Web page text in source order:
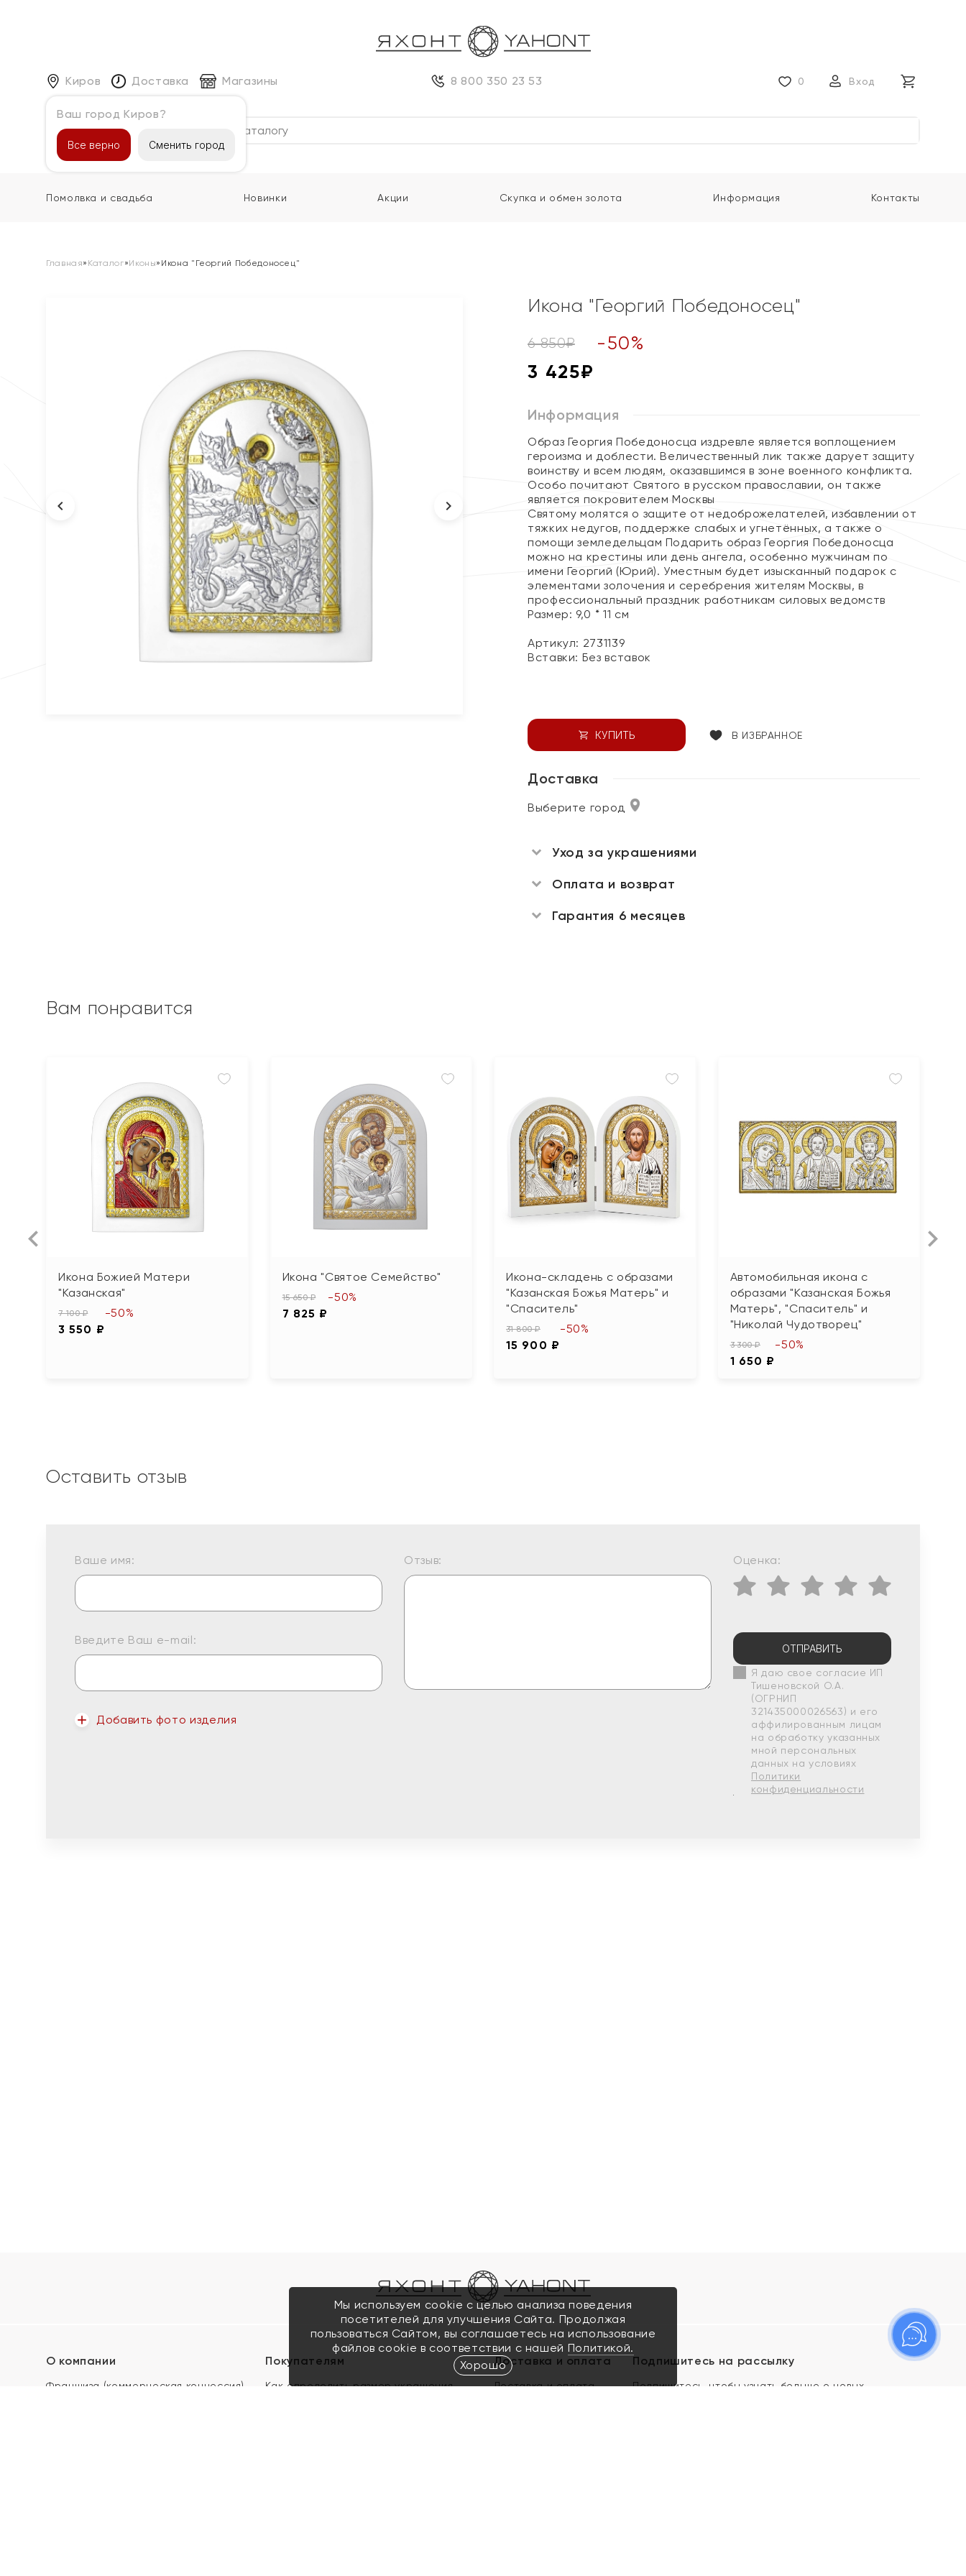
Киров
Ваш город Киров?
Все верно Сменить город
Доставка Магазины 8 800 350 23 53 0 Вход
Каталог
Помолвка и свадьба Новинки Акции Скупка и обмен золота Информация Контакты
Главная» Каталог»Иконы» Икона "Георгий Победоносец"
Икона "Георгий Победоносец"
6 850₽ -50%
3 425₽
Информация
Образ Георгия Победоносца издревле является воплощением
героизма и доблести. Величественный лик также дарует защиту
воинству и всем людям, оказавшимся в зоне военного конфликта.
Особо почитают Святого в русском православии, он также
является покровителем Москвы
Святому молятся о защите от недоброжелателей, избавлении от
тяжких недугов, поддержке слабых и угнетённых, а также о
помощи земледельцам Подарить образ Георгия Победоносца
можно на крестины или день ангела, особенно мужчинам по
имени Георгий (Юрий). Уместным будет изысканный подарок с
элементами золочения и серебрения жителям Москвы, в
профессиональный праздник работникам силовых ведомств
Размер: 9,0 * 11 см
Артикул: 2731139
Вставки: Без вставок
КУПИТЬ В ИЗБРАННОЕ
Доставка
Выберите город
Уход за украшениями
Оплата и возврат
Гарантия 6 месяцев
Вам понравится
Икона Божией Матери
"Казанская"
7 100 ₽
3 550 ₽
-50%
Икона "Святое Семейство"
15 650 ₽
7 825 ₽
-50%
Икона-складень с образами
"Казанская Божья Матерь" и
"Спаситель"
31 800 ₽
15 900 ₽
-50%
Автомобильная икона с
образами "Казанская Божья
Матерь", "Спаситель" и
"Николай Чудотворец"
3 300 ₽
1 650 ₽
-50%
Оставить отзыв
Ваше имя:
Введите Ваш e-mail:
Добавить фото изделия
Отзыв: Оценка:
ОТПРАВИТЬ
Я даю свое согласие ИП
Тишеновской О.А.
(ОГРНИП
321435000026563) и его
аффилированным лицам
на обработку указанных
мной персональных
данных на условиях
Политики
конфиденциальности
О компании
Франшиза (коммерческая концессия)
Покупателям
Как определить размер украшения
Доставка и оплата
Доставка и оплата
Подпишитесь на рассылку
Подпишитесь, чтобы узнать больше о новых
Мы используем cookie с целью анализа поведения
посетителей для улучшения Сайта. Продолжая
пользоваться Сайтом, вы соглашаетесь на использование
файлов cookie в соответствии с нашей Политикой.
Хорошо